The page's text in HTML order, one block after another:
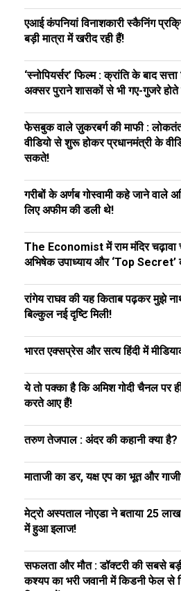
एआई कंपनियां विनाशकारी स्कैनिंग
बड़ी मात्रा में खरीद रही हैं!
‘स्नोपियर्सर’ फिल्म : क्रांति के बाद
अक्सर पुराने शासकों से भी गए-गुजरे होते
फेसबुक वाले ज़ुकरबर्ग की माफी :
वीडियो से शुरू होकर प्रधानमंत्री के
सकते!
गरीबों के अर्णब गोस्वामी कहे जाने
लिए अफीम की डली थे!
The Economist में राम मंदिर चढ़ावा
अभिषेक उपाध्याय और ‘Top Secret’
रांगेय राघव की यह किताब पढ़कर मुझे
बिल्कुल नई दृष्टि मिली!
भारत एक्सप्रेस और सत्य हिंदी में
ये तो पक्का है कि अमिश गोदी चैनल पर
करते आए हैं!
तरुण तेजपाल : अंदर की कहानी क्या है?
माताजी का डर, यक्ष एप का भूत और
मेट्रो अस्पताल नोएडा ने बताया 25
में हुआ इलाज!
सफलता और मौत : डॉक्टरी की सबसे बड़ी
कश्यप का भरी जवानी में किडनी फेल